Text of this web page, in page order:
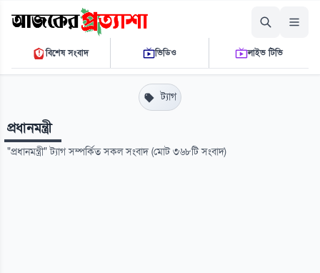
শুক্রবার, ০৭ আগস্ট ২০২৬
০২ ৩১ ৪৩ পি.এম.THE DAILY AJKER PROTTASHA
বিশেষ সংবাদ ভিডিও লাইভ টিভি
ট্যাগ
প্রধানমন্ত্রী
"প্রধানমন্ত্রী" ট্যাগ সম্পর্কিত সকল সংবাদ (মোট ৩৬৮টি সংবাদ)